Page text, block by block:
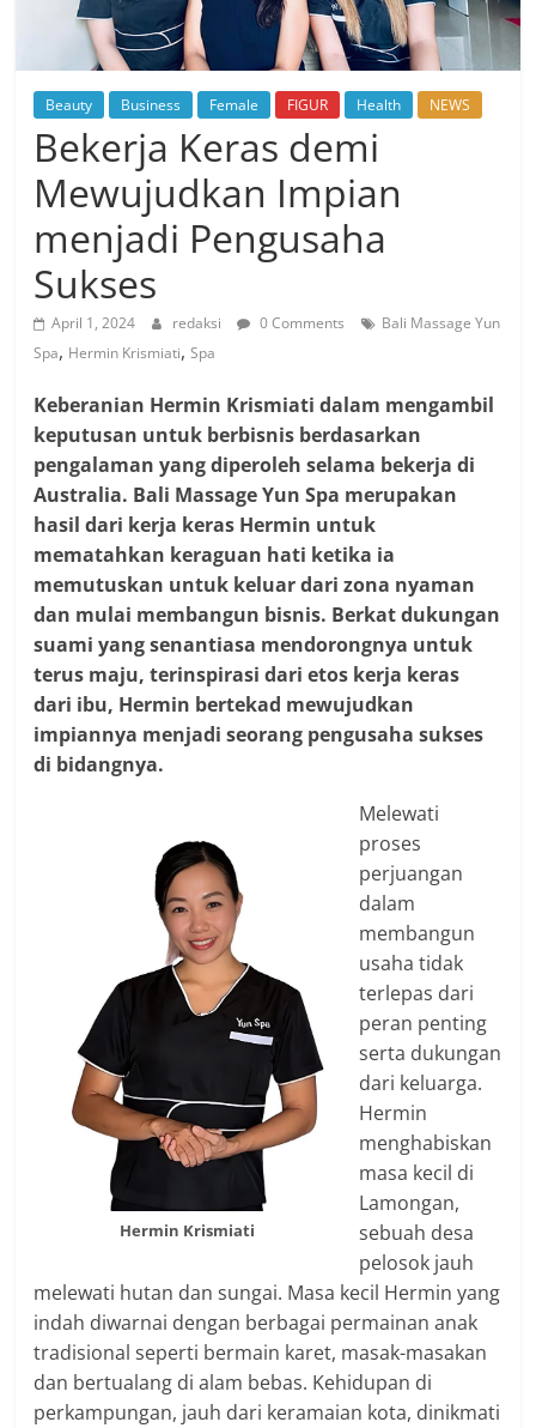
Beauty Business Female FIGUR Health NEWS
Bekerja Keras demi
Mewujudkan Impian
menjadi Pengusaha
Sukses
April 1, 2024 redaksi 0 Comments
Bali Massage Yun
Spa, Hermin Krismiati,Spa
Keberanian Hermin Krismiati dalam mengambil
keputusan untuk berbisnis berdasarkan
pengalaman yang diperoleh selama bekerja di
Australia. Bali Massage Yun Spa merupakan
hasil dari kerja keras Hermin untuk
mematahkan keraguan hati ketika ia
memutuskan untuk keluar dari zona nyaman
dan mulai membangun bisnis. Berkat dukungan
suami yang senantiasa mendorongnya untuk
terus maju, terinspirasi dari etos kerja keras
dari ibu, Hermin bertekad mewujudkan
impiannya menjadi seorang pengusaha sukses
di bidangnya.
Hermin Krismiati
Melewati
proses
perjuangan
dalam
membangun
usaha tidak
terlepas dari
peran penting
serta dukungan
dari keluarga.
Hermin
menghabiskan
masa kecil di
Lamongan,
sebuah desa
pelosok jauh
melewati hutan dan sungai. Masa kecil Hermin yang
indah diwarnai dengan berbagai permainan anak
tradisional seperti bermain karet, masak-masakan
dan bertualang di alam bebas. Kehidupan di
perkampungan, jauh dari keramaian kota, dinikmati